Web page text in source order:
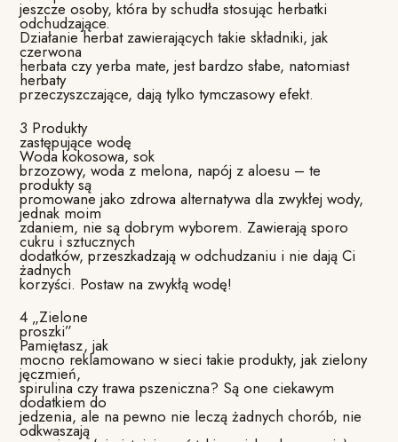
jeszcze osoby, która by schudła stosując herbatki
odchudzające.
Działanie herbat zawierających takie składniki, jak
czerwona
herbata czy yerba mate, jest bardzo słabe, natomiast
herbaty
przeczyszczające, dają tylko tymczasowy efekt.
3 Produkty
zastępujące wodę
Woda kokosowa, sok
brzozowy, woda z melona, napój z aloesu – te
produkty są
promowane jako zdrowa alternatywa dla zwykłej wody,
jednak moim
zdaniem, nie są dobrym wyborem. Zawierają sporo
cukru i sztucznych
dodatków, przeszkadzają w odchudzaniu i nie dają Ci
żadnych
korzyści. Postaw na zwykłą wodę!
4 „Zielone
proszki”
Pamiętasz, jak
mocno reklamowano w sieci takie produkty, jak zielony
jęczmień,
spirulina czy trawa pszeniczna? Są one ciekawym
dodatkiem do
jedzenia, ale na pewno nie leczą żadnych chorób, nie
odkwaszają